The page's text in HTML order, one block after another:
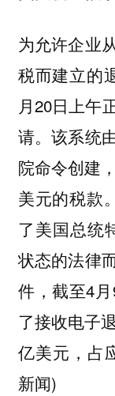
为允许企业
税而建立的
月20日上午
请。该系统
院命令创建
美元的税款
了美国总统
状态的法律
件，截至4
了接收电子
亿美元，占
新闻)